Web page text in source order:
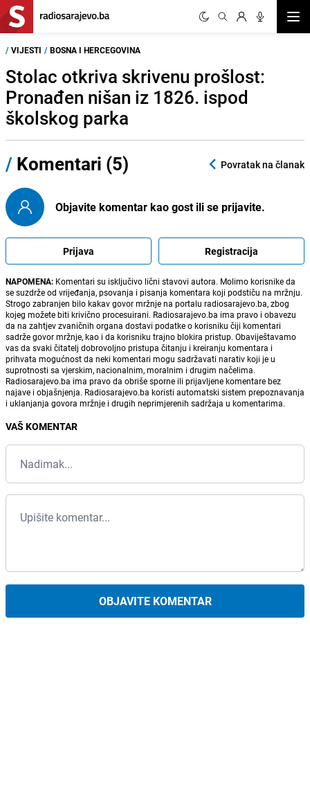
/ VIJESTI / BOSNA I HERCEGOVINA
Stolac otkriva skrivenu prošlost:
Pronađen nišan iz 1826. ispod
školskog parka
/ Komentari (5) Povratak na članak
Objavite komentar kao gost ili se prijavite.
Prijava Registracija
NAPOMENA: Komentari su isključivo lični stavovi autora. Molimo korisnike da
se suzdrže od vrijeđanja, psovanja i pisanja komentara koji podstiču na mržnju.
Strogo zabranjen bilo kakav govor mržnje na portalu radiosarajevo.ba, zbog
kojeg možete biti krivično procesuirani. Radiosarajevo.ba ima pravo i obavezu
da na zahtjev zvaničnih organa dostavi podatke o korisniku čiji komentari
sadrže govor mržnje, kao i da korisniku trajno blokira pristup. Obaviještavamo
vas da svaki čitatelj dobrovoljno pristupa čitanju i kreiranju komentara i
prihvata mogućnost da neki komentari mogu sadržavati narativ koji je u
suprotnosti sa vjerskim, nacionalnim, moralnim i drugim načelima.
Radiosarajevo.ba ima pravo da obriše sporne ili prijavljene komentare bez
najave i objašnjenja. Radiosarajevo.ba koristi automatski sistem prepoznavanja
i uklanjanja govora mržnje i drugih neprimjerenih sadržaja u komentarima.
VAŠ KOMENTAR
OBJAVITE KOMENTAR